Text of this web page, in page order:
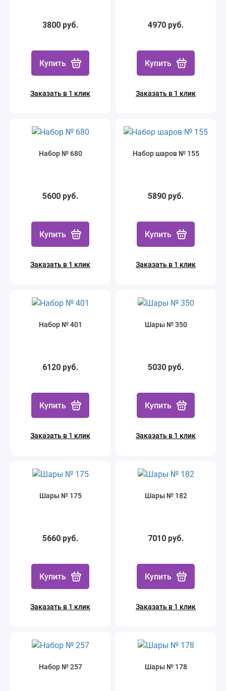
3800 руб.
Купить
Заказать в 1 клик
4970 руб.
Купить
Заказать в 1 клик
Набор № 680
5600 руб.
Купить
Заказать в 1 клик
Набор шаров № 155
5890 руб.
Купить
Заказать в 1 клик
Набор № 401
6120 руб.
Купить
Заказать в 1 клик
Шары № 350
5030 руб.
Купить
Заказать в 1 клик
Шары № 175
5660 руб.
Купить
Заказать в 1 клик
Шары № 182
7010 руб.
Купить
Заказать в 1 клик
Набор № 257 Шары № 178